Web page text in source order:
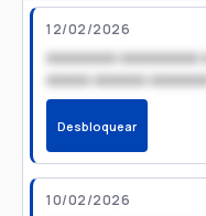
12/02/2026
xxxxxxxx xxxxxxxxx
xxxxx xxxxxx
Desbloquear
10/02/2026